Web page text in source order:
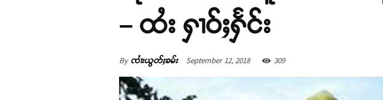
– ထႆး ႁၢဝ်ႈႁႅင်း
By ၸၢႆးယွတ်ႈၶမ်း September 12, 2018 309